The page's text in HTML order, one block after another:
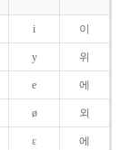
i 이
y 위
e 에
ø 외
ɛ 에